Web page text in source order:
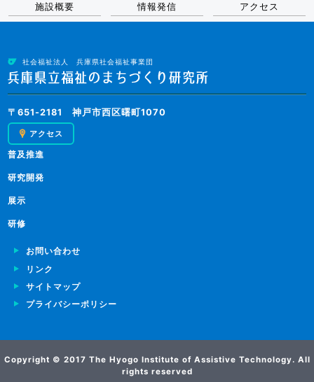
施設概要
情報発信 アクセス
社会福祉法人 兵庫県社会福祉事業団
〒651-2181 神戸市西区曙町1070
アクセス
普及推進
研究開発
展示
研修
お問い合わせ
リンク
サイトマップ
プライバシーポリシー
Copyright © 2017 The Hyogo Institute of Assistive Technology. All
rights reserved